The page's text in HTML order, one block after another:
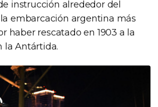
instrucción alrededor del
embarcación argentina más
haber rescatado en 1903 a la
la Antártida.